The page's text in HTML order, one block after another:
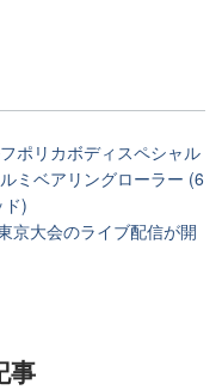
ポリカボディスペシャル
ミベアリングローラー (6
)
京大会のライブ配信が開
事